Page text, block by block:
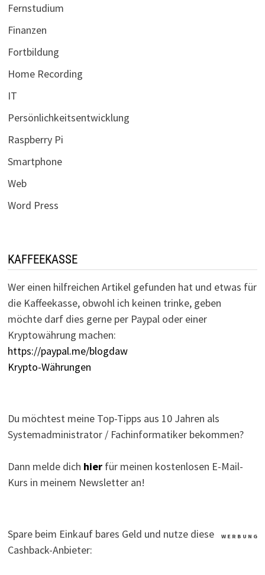
Fernstudium
Finanzen
Fortbildung
Home Recording
IT
Persönlichkeitsentwicklung
Raspberry Pi
Smartphone
Web
Word Press
KAFFEEKASSE
Wer einen hilfreichen Artikel gefunden hat und etwas für
die Kaffeekasse, obwohl ich keinen trinke, geben
möchte darf dies gerne per Paypal oder einer
Kryptowährung machen:
https://paypal.me/blogdaw
Krypto-Währungen
Du möchtest meine Top-Tipps aus 10 Jahren als
Systemadministrator / Fachinformatiker bekommen?
Dann melde dich hierfür meinen kostenlosen E-Mail-
Kurs in meinem Newsletter an!
W E R B U N G
Spare beim Einkauf bares Geld und nutze diese
Cashback-Anbieter: